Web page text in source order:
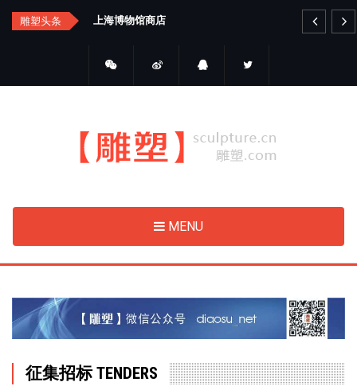
Skip
雕塑头条 上海博物馆商店
MENU
征集招标 TENDERS